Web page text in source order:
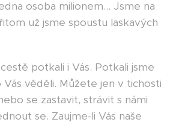
osoba milionem… Jsme na
už jsme spoustu laskavých
potkali i Vás. Potkali jsme
Vás věděli. Můžete jen v tichosti
se zastavit, strávit s námi
se. Zaujme-li Vás naše